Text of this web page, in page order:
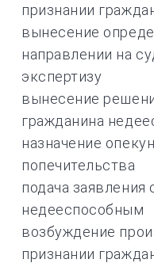
признании
вынесение
направлении на
экспертизу
вынесение
гражданина
назначение
попечительства
подача заявления
недееспособным
возбуждение
признании